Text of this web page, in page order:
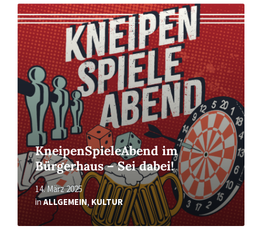
KneipenSpieleAbend im
Bürgerhaus – Sei dabei!
14. März 2025
inALLGEMEIN, KULTUR
Read
More